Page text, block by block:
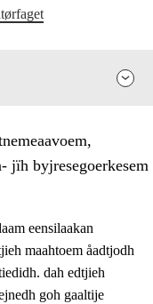
jïh byjresegoerkesem
eensilaakan
maahtoem åadtjodh
dah edtjieh
goh gaaltije